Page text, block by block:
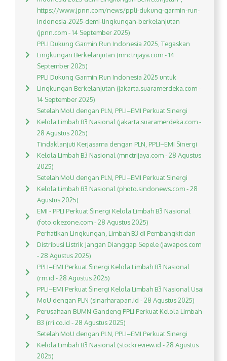
https://www.jpnn.com/news/ppli-dukung-garmin-run-
indonesia-2025-demi-lingkungan-berkelanjutan
(jpnn.com - 14 September 2025)
PPLI Dukung Garmin Run Indonesia 2025, Tegaskan
Lingkungan Berkelanjutan (mnctrijaya.com - 14
September 2025)
PPLI Dukung Garmin Run Indonesia 2025 untuk
Lingkungan Berkelanjutan (jakarta.suaramerdeka.com -
14 September 2025)
Setelah MoU dengan PLN, PPLI–EMI Perkuat Sinergi
Kelola Limbah B3 Nasional (jakarta.suaramerdeka.com -
28 Agustus 2025)
Tindaklanjuti Kerjasama dengan PLN, PPLI–EMI Sinergi
Kelola Limbah B3 Nasional (mnctrijaya.com - 28 Agustus
2025)
Setelah MoU dengan PLN, PPLI–EMI Perkuat Sinergi
Kelola Limbah B3 Nasional (photo.sindonews.com - 28
Agustus 2025)
EMI - PPLI Perkuat Sinergi Kelola Limbah B3 Nasional
(foto.okezone.com - 28 Agustus 2025)
Perhatikan Lingkungan, Limbah B3 di Pembangkit dan
Distribusi Listrik Jangan Dianggap Sepele (jawapos.com
- 28 Agustus 2025)
PPLI–EMI Perkuat Sinergi Kelola Limbah B3 Nasional
(rm.id - 28 Agustus 2025)
PPLI–EMI Perkuat Sinergi Kelola Limbah B3 Nasional Usai
MoU dengan PLN (sinarharapan.id - 28 Agustus 2025)
Perusahaan BUMN Gandeng PPLI Perkuat Kelola Limbah
B3 (rri.co.id - 28 Agustus 2025)
Setelah MoU dengan PLN, PPLI–EMI Perkuat Sinergi
Kelola Limbah B3 Nasional (stockreview.id - 28 Agustus
2025)